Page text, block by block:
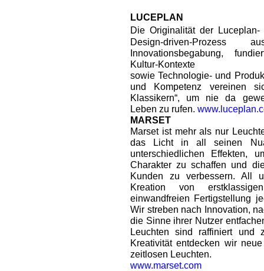
LUCEPLAN
Die Originalität der
Design-driven-
Innovationsbegabung,
Kultur-Kontexte
sowie Technologie- und
und Kompetenz vereinen
Klassikern“, um nie da
Leben zu rufen.
MARSET
Marset ist mehr als nur
das Licht in all seinen
unterschiedlichen Effekten,
Charakter zu schaffen und
Kunden zu verbessern. All
Kreation von
einwandfreien Fertigstellung
Wir streben nach Innovation,
die Sinne ihrer Nutzer
Leuchten sind raffiniert und
Kreativität entdecken wir
zeitlosen Leuchten.
www.marset.com